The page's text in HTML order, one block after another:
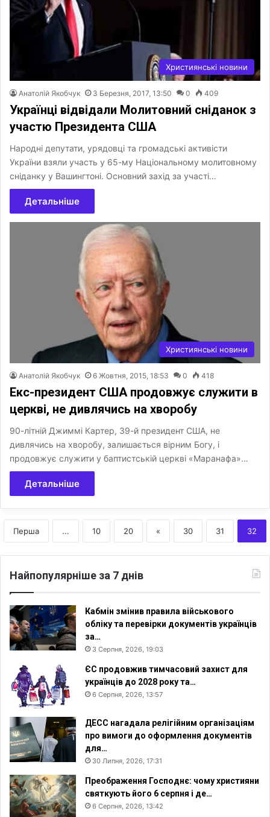
Християнські новини
Анатолій Якобчук 3 Березня, 2017, 13:50 0 409
Українці відвідали Молитовний сніданок з
участю Президента США
Народні депутати, урядовці та громадські активісти
України взяли участь у 65-му Національному молитовному
сніданку у Вашингтоні. Основний захід за участі…
Детальніше
Християнські новини
Анатолій Якобчук 6 Жовтня, 2015, 18:53 0 418
Екс-президент США продовжує служити в
церкві, не дивлячись на хворобу
90-літній Джиммі Картер, 39-й президент США, не
дивлячись на хворобу, залишається вірним Богу, і
продовжує служити у баптистській церкві «Маранафа»…
Детальніше
Перша ... 10 20 « 30 31 32
Найпопулярніше за 7 днів
Кабмін змінив правила військового
обліку та перевірки документів українців
за…
3 Серпня, 2026, 19:03
ЄС продовжив тимчасовий захист для
українців до 2028 року та…
6 Серпня, 2026, 13:57
ДЕСС нагадала релігійним організаціям
про вимоги до оформлення документів
для…
30 Липня, 2026, 17:31
Преображення Господнє: чому християни
святкують його 6 серпня і де…
6 Серпня, 2026, 13:42